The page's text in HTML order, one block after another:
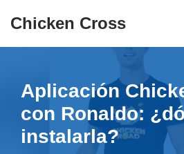
Chicken Cross
Aplicación
con Ronaldo:
instalarla?